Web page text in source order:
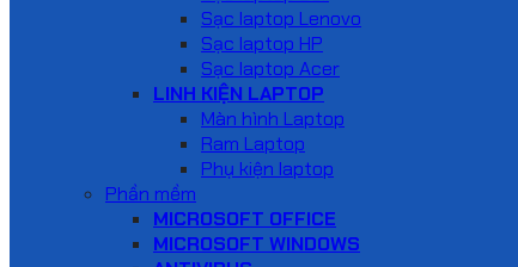
Sạc laptop Lenovo
Sạc laptop HP
Sạc laptop Acer
LINH KIỆN LAPTOP
Màn hình Laptop
Ram Laptop
Phụ kiện laptop
Phần mềm
MICROSOFT OFFICE
MICROSOFT WINDOWS